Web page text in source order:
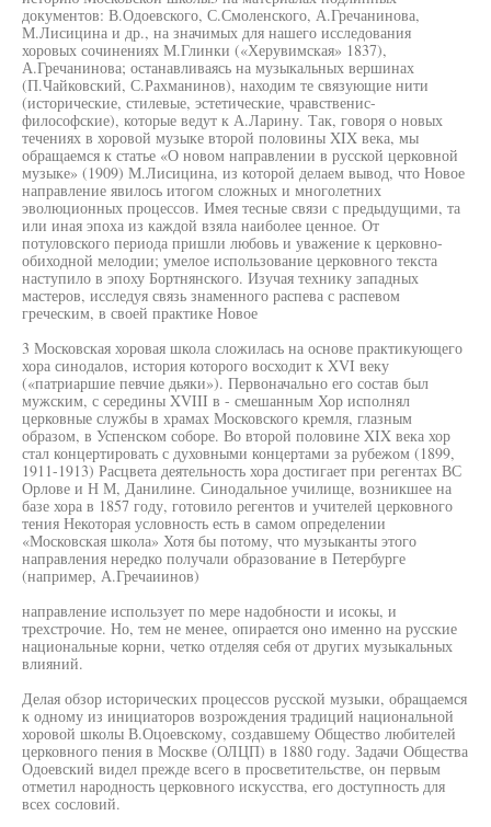
документов: В.Одоевского, С.Смоленского, А.Гречанинова,
М.Лисицина и др., на значимых для нашего исследования
хоровых сочинениях М.Глинки («Херувимская» 1837),
А.Гречанинова; останавливаясь на музыкальных вершинах
(П.Чайковский, С.Рахманинов), находим те связующие нити
(исторические, стилевые, эстетические, чравственис-
философские), которые ведут к А.Ларину. Так, говоря о новых
течениях в хоровой музыке второй половины XIX века, мы
обращаемся к статье «О новом направлении в русской церковной
музыке» (1909) М.Лисицина, из которой делаем вывод, что Новое
направление явилось итогом сложных и многолетних
эволюционных процессов. Имея тесные связи с предыдущими, та
или иная эпоха из каждой взяла наиболее ценное. От
потуловского периода пришли любовь и уважение к церковно-
обиходной мелодии; умелое использование церковного текста
наступило в эпоху Бортнянского. Изучая технику западных
мастеров, исследуя связь знаменного распева с распевом
греческим, в своей практике Новое
3 Московская хоровая школа сложилась на основе практикующего
хора синодалов, история которого восходит к XVI веку
(«патриаршие певчие дьяки»). Первоначально его состав был
мужским, с середины XVIII в - смешанным Хор исполнял
церковные службы в храмах Московского кремля, глазным
образом, в Успенском соборе. Во второй половине XIX века хор
стал концертировать с духовными концертами за рубежом (1899,
1911-1913) Расцвета деятельность хора достигает при регентах ВС
Орлове и Н М, Данилине. Синодальное училище, возникшее на
базе хора в 1857 году, готовило регентов и учителей церковного
тения Некоторая условность есть в самом определении
«Московская школа» Хотя бы потому, что музыканты этого
направления нередко получали образование в Петербурге
(например, А.Гречаиинов)
направление использует по мере надобности и исокы, и
трехстрочие. Но, тем не менее, опирается оно именно на русские
национальные корни, четко отделяя себя от других музыкальных
влияний.
Делая обзор исторических процессов русской музыки, обращаемся
к одному из инициаторов возрождения традиций национальной
хоровой школы В.Оцоевскому, создавшему Общество любителей
церковного пения в Москве (ОЛЦП) в 1880 году. Задачи Общества
Одоевский видел прежде всего в просветительстве, он первым
отметил народность церковного искусства, его доступность для
всех сословий.